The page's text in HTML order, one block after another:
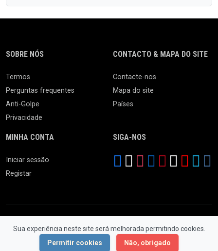
Sua experiência neste site será melhorada permitindo cookies.
Permitir cookies
Não, obrigado
SOBRE NÓS
Termos
Perguntas frequentes
Anti-Golpe
Privacidade
CONTACTO & MAPA DO SITE
Contacte-nos
Mapa do site
Países
MINHA CONTA
Iniciar sessão
Registar
SIGA-NOS
© 2026 Ferro Velho. Todos os Direitos Reservados.